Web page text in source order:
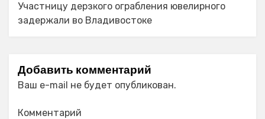
Участницу дерзкого ограбления ювелирного
задержали во Владивостоке
Добавить комментарий
Ваш e-mail не будет опубликован.
Комментарий